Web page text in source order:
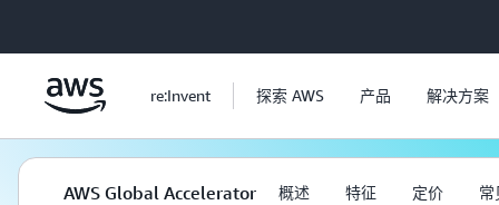
re:Invent 探索 AWS 产品 解决方案
AWS Global Accelerator 概述 特征 定价 常